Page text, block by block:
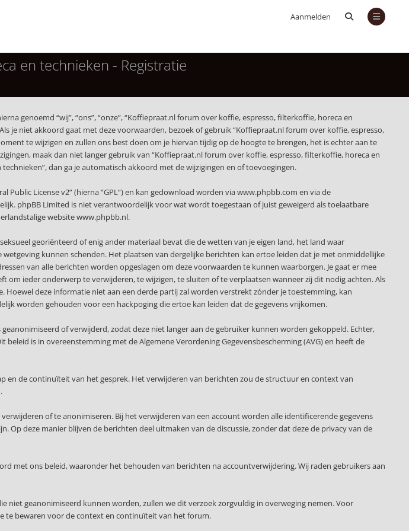
Aanmelden
en technieken - Registratie
genoemd “wij”, “ons”, “onze”, “Koffiepraat.nl forum over koffie, espresso, filterkoffie, horeca en
je niet akkoord gaat met deze voorwaarden, bezoek of gebruik “Koffiepraat.nl forum over koffie, espresso,
te wijzigen en zullen ons best doen om je hiervan tijdig op de hoogte te brengen, het is echter aan te
maak dan niet langer gebruik van “Koffiepraat.nl forum over koffie, espresso, filterkoffie, horeca en
dan ga je automatisch akkoord met de wijzigingen en of toevoegingen.
Public License v2” (hierna “GPL”) en kan gedownload worden viawww.phpbb.com en via de
phpBB Limited is niet verantwoordelijk voor wat wordt toegestaan of juist geweigerd als toelaatbare
websitewww.phpbb.nl.
georiënteerd of enig ander materiaal bevat die de wetten van je eigen land, het land waar
kunnen schenden. Het plaatsen van dergelijke berichten kan ertoe leiden dat je met onmiddellijke
van alle berichten worden opgeslagen om deze voorwaarden te kunnen waarborgen. Je gaat er mee
ieder onderwerp te verwijderen, te wijzigen, te sluiten of te verplaatsen wanneer zij dit nodig achten. Als
deze informatie niet aan een derde partij zal worden verstrekt zónder je toestemming, kan
worden gehouden voor een hackpoging die ertoe kan leiden dat de gegevens vrijkomen.
of verwijderd, zodat deze niet langer aan de gebruiker kunnen worden gekoppeld. Echter,
is in overeenstemming met de Algemene Verordening Gegevensbescherming (AVG) en heeft de
en de continuïteit van het gesprek. Het verwijderen van berichten zou de structuur en context van
of te anonimiseren. Bij het verwijderen van een account worden alle identificerende gegevens
deze manier blijven de berichten deel uitmaken van de discussie, zonder dat deze de privacy van de
met ons beleid, waaronder het behouden van berichten na accountverwijdering. Wij raden gebruikers aan
geanonimiseerd kunnen worden, zullen we dit verzoek zorgvuldig in overweging nemen. Voor
te bewaren voor de context en continuïteit van het forum.